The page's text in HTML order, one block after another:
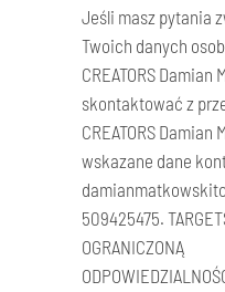
Jeśli masz pytania
Twoich danych
CREATORS
skontaktować z
CREATORS
wskazane dane
509425475.
OGRANICZONĄ